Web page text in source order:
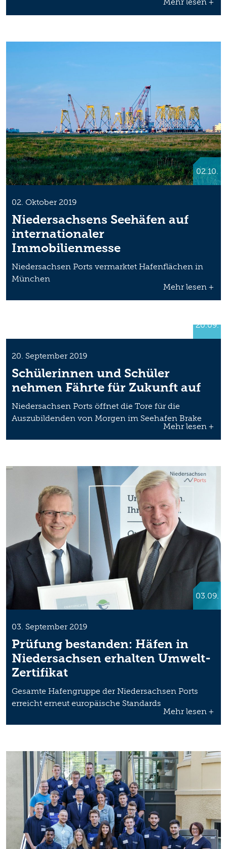
02.10.
02. Oktober 2019
Niedersachsens Seehäfen auf
internationaler
Immobilienmesse
Niedersachsen Ports vermarktet Hafenflächen in
München
Mehr lesen +
20.09.
20. September 2019
Schülerinnen und Schüler
nehmen Fährte für Zukunft auf
Niedersachsen Ports öffnet die Tore für die
Auszubildenden von Morgen im Seehafen Brake
Mehr lesen +
03.09.
03. September 2019
Prüfung bestanden: Häfen in
Niedersachsen erhalten Umwelt-
Zertifikat
Gesamte Hafengruppe der Niedersachsen Ports
erreicht erneut europäische Standards
Mehr lesen +